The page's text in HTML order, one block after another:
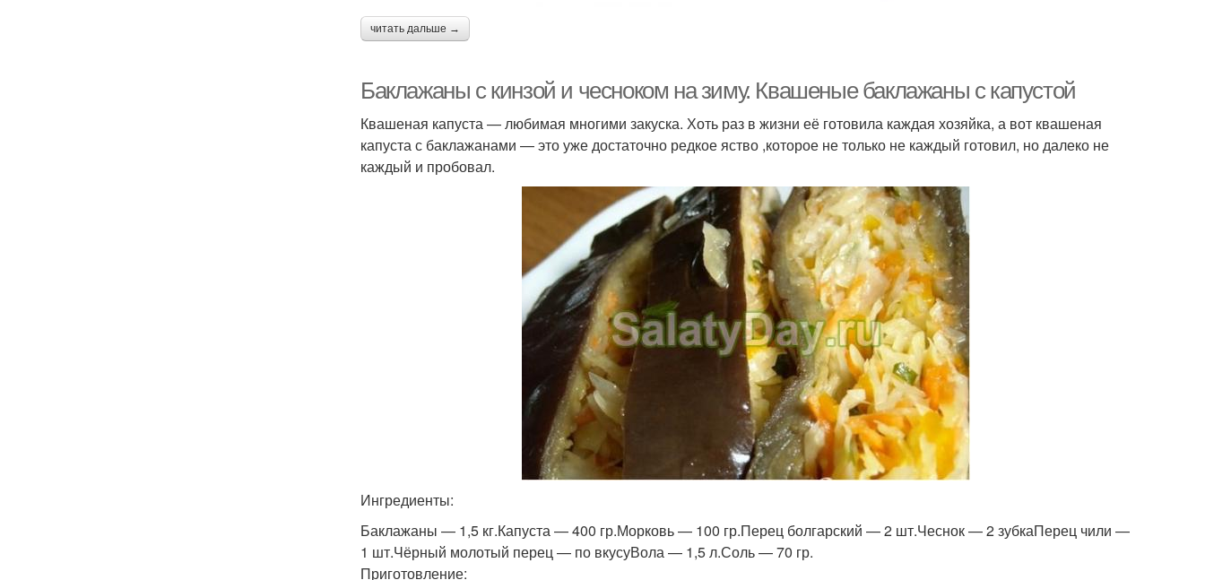
читать дальше →
Баклажаны с кинзой и чесноком на зиму. Квашеные баклажаны с капустой
Квашеная капуста — любимая многими закуска. Хоть раз в жизни её готовила каждая хозяйка, а вот квашеная
капуста с баклажанами — это уже достаточно редкое яство ,которое не только не каждый готовил, но далеко не
каждый и пробовал.
Ингредиенты:
Баклажаны — 1,5 кг.Капуста — 400 гр.Морковь — 100 гр.Перец болгарский — 2 шт.Чеснок — 2 зубкаПерец чили —
1 шт.Чёрный молотый перец — по вкусуВола — 1,5 л.Соль — 70 гр.
Приготовление: